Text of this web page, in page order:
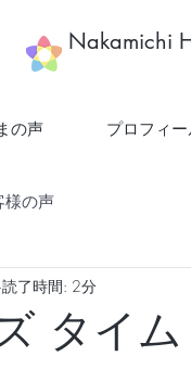
​Nakamichi
の声 プロフィ
様の声
タイ
読了時間: 2分